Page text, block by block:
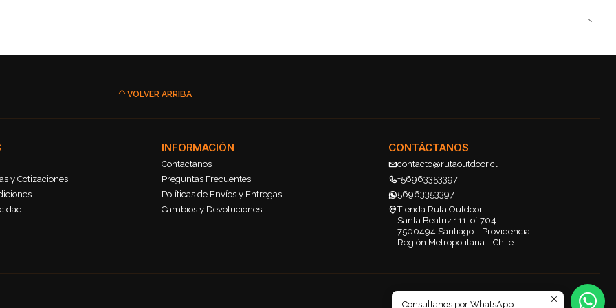
VOLVER ARRIBA
y Cotizaciones
INFORMACIÓN
Contactanos
Preguntas Frecuentes
Políticas de Envíos y Entregas
Cambios y Devoluciones
CONTÁCTANOS
contacto@rutaoutdoor.cl
+56963353397
56963353397
Tienda Ruta Outdoor
Santa Beatriz 111, of 704
7500494 Santiago - Providencia
Región Metropolitana - Chile
Consultanos por WhatsApp